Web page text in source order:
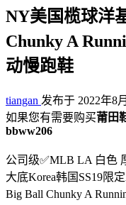
NY美国榄球洋
Chunky A
动慢跑鞋
tiangan 发布于 2022年8
如果您有需要购买莆田
bbww206
公司级✅MLB LA 白色
大底Korea韩国SS19限
Big Ball Chunky A